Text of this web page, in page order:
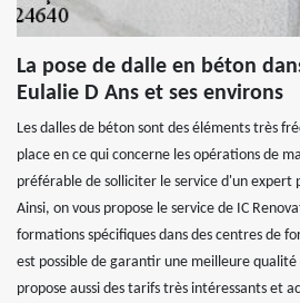
La pose de dalle en béton
Eulalie D Ans et ses environs
Les dalles de béton sont des éléments très
place en ce qui concerne les opérations de
préférable de solliciter le service d'un expert
Ainsi, on vous propose le service de IC
formations spécifiques dans des centres de
est possible de garantir une meilleure
propose aussi des tarifs très intéressants et